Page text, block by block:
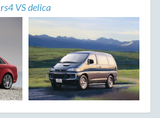
rs4 VS delica